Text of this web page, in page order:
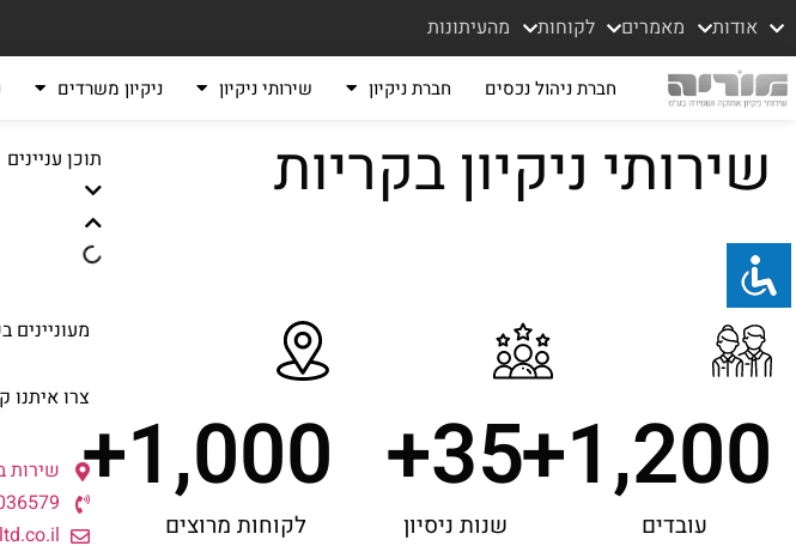
אודות מאמרים לקוחות מהעיתונות
חברת ניהול נכסים חברת ניקיון שירותי ניקיון ניקיון משרדים
שירותי ניקיון בקריות תוכן עניינים
עובדים
1,200
+
שנות ניסיון
35
+
לקוחות מרוצים
1,000
+
מעוניינים
צרו איתנו
שירות